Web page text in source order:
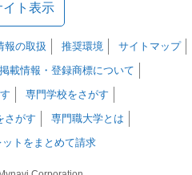
イト表示
報の取扱 推奨環境
サイトマップ
掲載情報・登録商標について
専門学校をさがす
さがす
専門職大学とは
トをまとめて請求